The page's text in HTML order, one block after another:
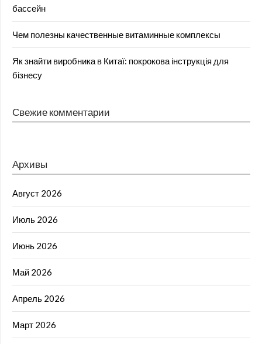
бассейн
Чем полезны качественные витаминные комплексы
Як знайти виробника в Китаї: покрокова інструкція для
бізнесу
Свежие комментарии
Архивы
Август 2026
Июль 2026
Июнь 2026
Май 2026
Апрель 2026
Март 2026